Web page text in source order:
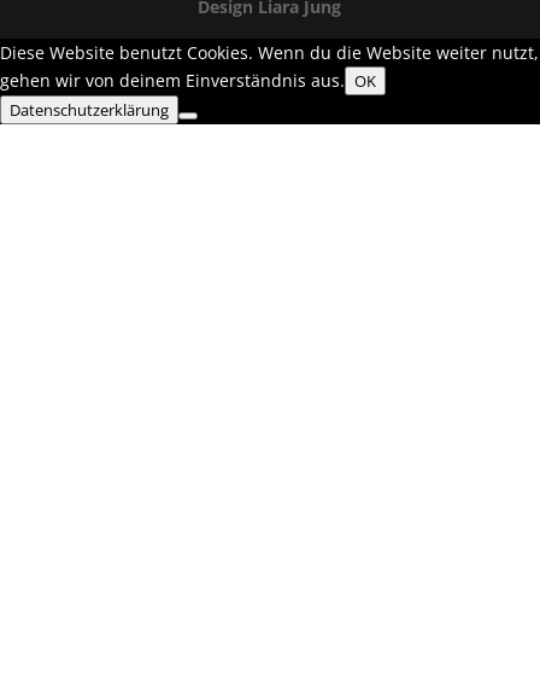
Design Liara Jung
Diese Website benutzt Cookies. Wenn du die Website weiter nutzt,
gehen wir von deinem Einverständnis aus. OK
Datenschutzerklärung